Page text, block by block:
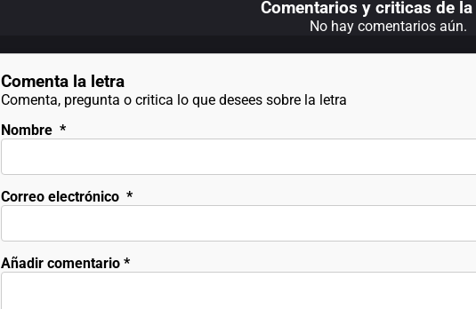
Comentarios y criticas de la
No hay comentarios aún.
Comenta la letra
Comenta, pregunta o critica lo que desees sobre la letra
Nombre *
Correo electrónico *
Añadir comentario*